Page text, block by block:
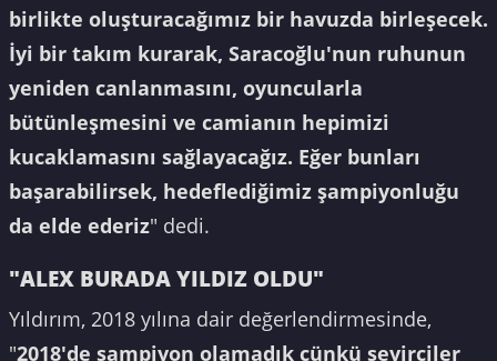
birlikte oluşturacağımız bir havuzda birleşecek.
İyi bir takım kurarak, Saracoğlu'nun ruhunun
yeniden canlanmasını, oyuncularla
bütünleşmesini ve camianın hepimizi
kucaklamasını sağlayacağız. Eğer bunları
başarabilirsek, hedeflediğimiz şampiyonluğu
da elde ederiz" dedi.
"ALEX BURADA YILDIZ OLDU"
Yıldırım, 2018 yılına dair değerlendirmesinde,
"2018'de şampiyon olamadık çünkü seyirciler